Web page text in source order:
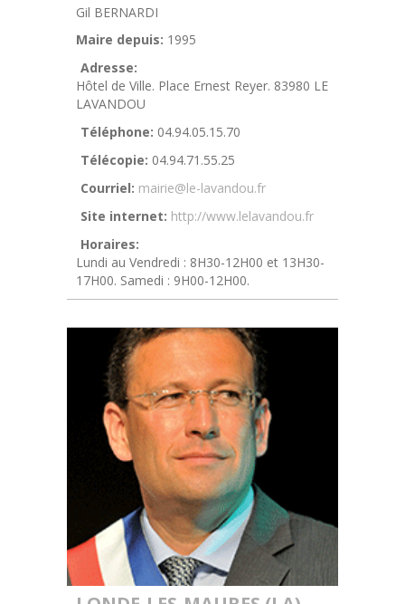
Gil BERNARDI
Maire depuis: 1995
Adresse:
Hôtel de Ville. Place Ernest Reyer. 83980 LE
LAVANDOU
Téléphone: 04.94.05.15.70
Télécopie: 04.94.71.55.25
Courriel: mairie@le-lavandou.fr
Site internet: http://www.lelavandou.fr
Horaires:
Lundi au Vendredi : 8H30-12H00 et 13H30-
17H00. Samedi : 9H00-12H00.